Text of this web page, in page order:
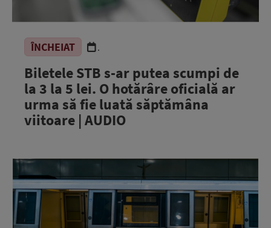
ÎNCHEIAT .
Biletele STB s-ar putea scumpi de
la 3 la 5 lei. O hotărâre oficială ar
urma să fie luată săptămâna
viitoare | AUDIO